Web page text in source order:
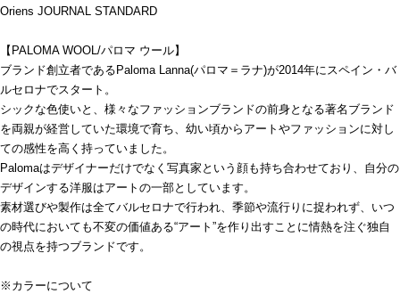
Oriens JOURNAL STANDARD
【PALOMA WOOL/パロマ ウール】
ブランド創立者であるPaloma Lanna(パロマ＝ラナ)が2014年にスペイン・バ
ルセロナでスタート。
シックな色使いと、様々なファッションブランドの前身となる著名ブランド
を両親が経営していた環境で育ち、幼い頃からアートやファッションに対し
ての感性を高く持っていました。
Palomaはデザイナーだけでなく写真家という顔も持ち合わせており、自分の
デザインする洋服はアートの一部としています。
素材選びや製作は全てバルセロナで行われ、季節や流行りに捉われず、いつ
の時代においても不変の価値ある“アート”を作り出すことに情熱を注ぐ独自
の視点を持つブランドです。
※カラーについて